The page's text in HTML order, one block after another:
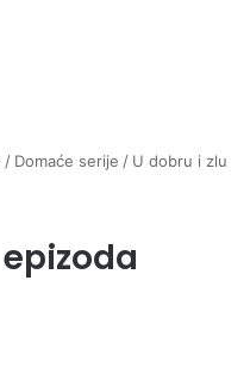
/ Domaće serije / U dobru i zlu